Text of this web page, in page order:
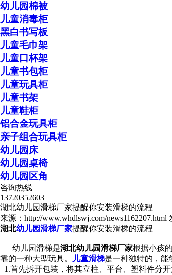
幼儿园棉被
儿童消毒柜
黑白书写板
儿童毛巾架
儿童口杯架
儿童书包柜
儿童玩具柜
儿童书架
儿童鞋柜
铝合金玩具柜
亲子组合玩具柜
幼儿园床
幼儿园桌椅
幼儿园区角
咨询热线
13720352603
湖北幼儿园滑梯厂家提醒你安装滑梯的流程
来源：http://www.whdlswj.com/news1162207.html
湖北幼儿园滑梯厂家提醒你安装滑梯的流程
幼儿园滑梯是湖北幼儿园滑梯厂家根据小孩
靠的一种大型玩具。
儿童滑梯是一种独特的，
1.首先拆开包装，将其立柱、平台、塑料件分